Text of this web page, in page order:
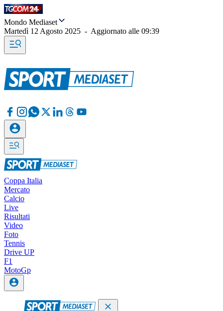
Mondo Mediaset
Martedì 12 Agosto 2025 - Aggiornato alle 09:39
Coppa Italia
Mercato
Calcio
Live
Risultati
Video
Foto
Tennis
Drive UP
F1
MotoGp